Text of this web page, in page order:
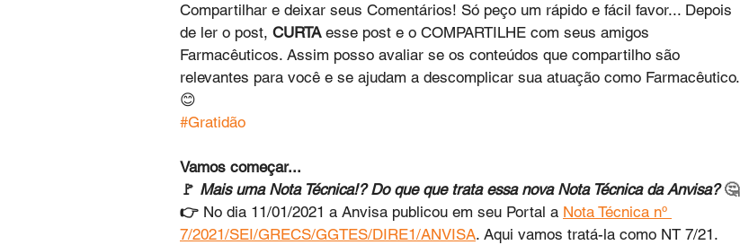
Compartilhar e deixar seus Comentários! Só peço um rápido e fácil favor... Depois
de ler o post, CURTA esse post e o COMPARTILHE com seus amigos
Farmacêuticos. Assim posso avaliar se os conteúdos que compartilho são
relevantes para você e se ajudam a descomplicar sua atuação como Farmacêutico.
😊
#Gratidão
Vamos começar...
🚩 Mais uma Nota Técnica!? Do que que trata essa nova Nota Técnica da Anvisa? 🤔
👉 No dia 11/01/2021 a Anvisa publicou em seu Portal a Nota Técnica nº
7/2021/SEI/GRECS/GGTES/DIRE1/ANVISA. Aqui vamos tratá-la como NT 7/21.